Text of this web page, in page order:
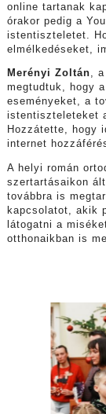
online tartanak
órakor pedig a
istentiszteletet.
elmélkedéseket,
Merényi Zoltán,
megtudtuk, hogy
eseményeket, a
istentiszteleteket
Hozzátette, hogy
internet
A helyi román
szertartásaikon
továbbra is
kapcsolatot, akik
látogatni a
otthonaikban is